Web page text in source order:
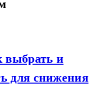
выбрать и
для снижения